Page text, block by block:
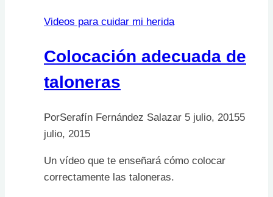
Videos para cuidar mi herida
Colocación adecuada de
taloneras
PorSerafín Fernández Salazar 5 julio, 20155
julio, 2015
Un vídeo que te enseñará cómo colocar
correctamente las taloneras.